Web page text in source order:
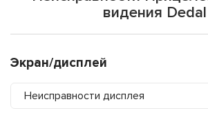
видения Dedal
Экран/дисплей
Неисправности дисплея